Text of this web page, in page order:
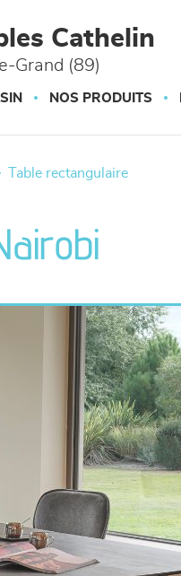
Cathelin
Grand (89)
NOS PRODUITS
table rectangulaire